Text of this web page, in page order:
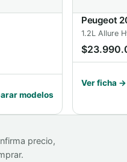
modelos
Peugeot
1.2L Allure
Ver ficha →
precio,